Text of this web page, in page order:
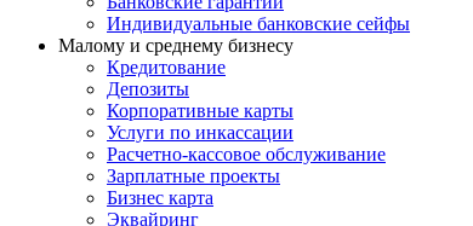
Индивидуальные банковские сейфы
Малому и среднему бизнесу
Кредитование
Депозиты
Корпоративные карты
Услуги по инкассации
Расчетно-кассовое обслуживание
Зарплатные проекты
Бизнес карта
Эквайринг